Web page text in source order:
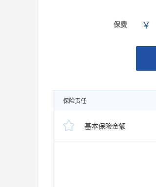
保费 ￥
保险责任
 基本保险金额